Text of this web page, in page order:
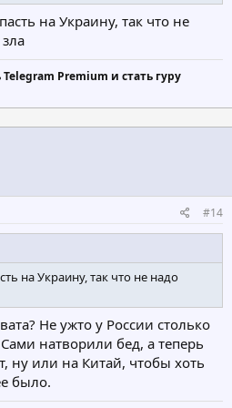
на Украину, так что не
Premium и стать гуру
#14
на Украину, так что не надо
Не ужто у России столько
натворили бед, а теперь
ну или на Китай, чтобы хоть
было.